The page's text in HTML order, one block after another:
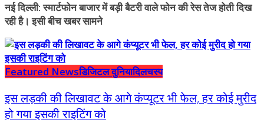
नई दिल्ली: स्मार्टफोन बाजार में बड़ी बैटरी वाले फोन की रेस तेज होती दिख
रही है। इसी बीच खबर सामने
Featured Newsडिजिटल दुनियादिलचस्प
इस लड़की की लिखावट के आगे कंप्यूटर भी फेल, हर कोई मुरीद
हो गया इसकी राइटिंग को